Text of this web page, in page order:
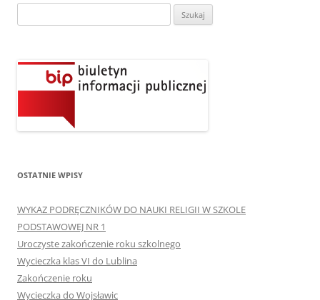
OSTATNIE WPISY
WYKAZ PODRĘCZNIKÓW DO NAUKI RELIGII W SZKOLE
PODSTAWOWEJ NR 1
Uroczyste zakończenie roku szkolnego
Wycieczka klas VI do Lublina
Zakończenie roku
Wycieczka do Wojsławic